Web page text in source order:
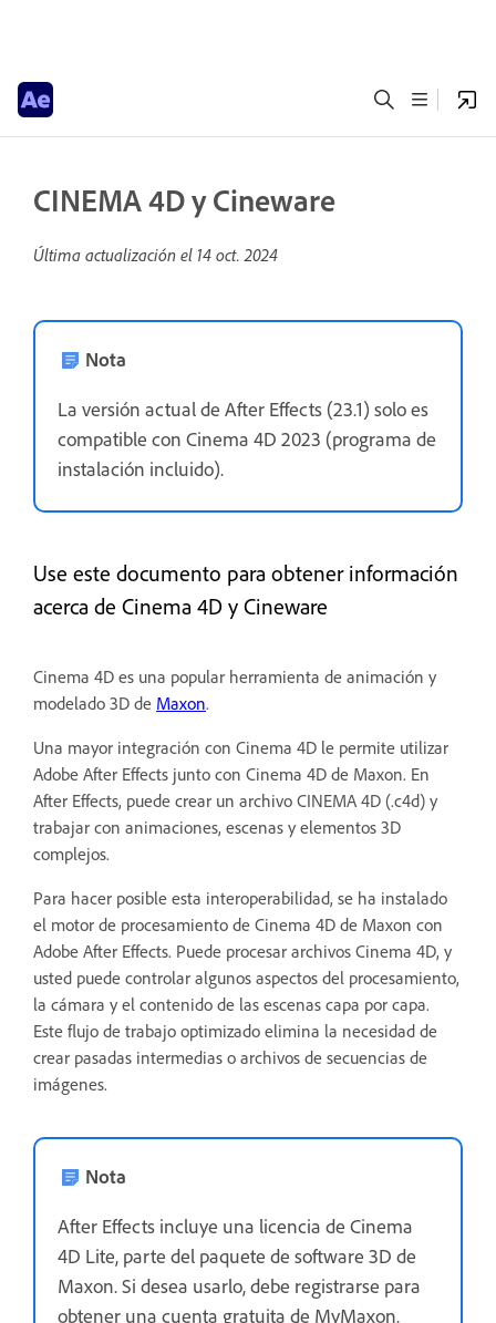
CINEMA 4D y Cineware
Última actualización el 14 oct. 2024
Nota
La versión actual de After Effects (23.1) solo es
compatible con Cinema 4D 2023 (programa de
instalación incluido).
Use este documento para obtener información
acerca de Cinema 4D y Cineware
Cinema 4D es una popular herramienta de animación y
modelado 3D de Maxon.
Una mayor integración con Cinema 4D le permite utilizar
Adobe After Effects junto con Cinema 4D de Maxon. En
After Effects, puede crear un archivo CINEMA 4D (.c4d) y
trabajar con animaciones, escenas y elementos 3D
complejos.
Para hacer posible esta interoperabilidad, se ha instalado
el motor de procesamiento de Cinema 4D de Maxon con
Adobe After Effects. Puede procesar archivos Cinema 4D, y
usted puede controlar algunos aspectos del procesamiento,
la cámara y el contenido de las escenas capa por capa.
Este flujo de trabajo optimizado elimina la necesidad de
crear pasadas intermedias o archivos de secuencias de
imágenes.
Nota
After Effects incluye una licencia de Cinema
4D Lite, parte del paquete de software 3D de
Maxon. Si desea usarlo, debe registrarse para
obtener una cuenta gratuita de MyMaxon.